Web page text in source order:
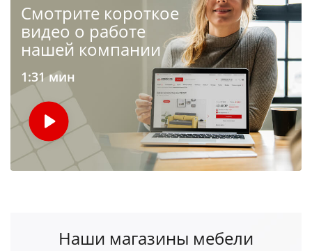
Cмотрите короткое
видео о работе
нашей компании
1:31 мин
Наши магазины мебели